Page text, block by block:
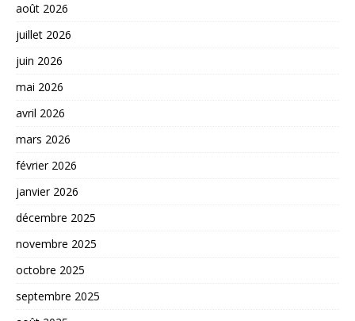
août 2026
juillet 2026
juin 2026
mai 2026
avril 2026
mars 2026
février 2026
janvier 2026
décembre 2025
novembre 2025
octobre 2025
septembre 2025